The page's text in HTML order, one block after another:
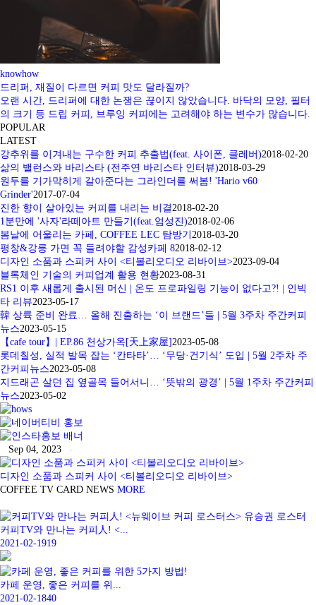
knowhow
드리퍼, 재질이 다르면 커피 맛도 달라질까?
오랜 시간, 드리퍼에 대한 논쟁은 끊이지 않았습니다. 바닥의 모양, 필터
의 크기 등 드립 커피, 브루잉 커피에는 고려해야 하는 변수가 많습니다.
POPULAR
LATEST
강추위를 이겨내는 구수한 커피 추출법(feat. 사이폰, 클레버)2018-02-20
삶의 밸런스와 바리스타 (전주연 바리스타 인터뷰)2018-03-29
원두를 기가막히게 갈아준다는 그라인더를 써봄! 'Hario v60
Grinder'2017-07-04
진한 향이 살아있는 커피를 내리는 비결2018-02-20
1분만에 '사자'라떼아트 만들기(feat.엄성진)2018-02-06
봄날에 어울리는 카페, COFFEE LEC 탐방기 2018-03-20
평창&강릉 가면 꼭 들려야할 감성카페 82018-02-12
디자인 소품과 스피커 사이 <티볼리오디오 리바이브>2023-09-04
블록체인 기술의 커피업계 활용 현황2023-08-31
RS1 이후 새롭게 출시된 머신 | 온도 프로파일링 기능이 없다고?! | 인빅
타 리뷰2023-05-17
韓 상륙 준비 완료… 올해 진출하는 ‘이 브랜드’들 | 5월 3주차 주간커피
뉴스2023-05-15
【cafe tour】| EP.86 천상가옥[天上家屋]2023-05-08
롯데칠성, 실적 발목 잡는 ‘칸타타’… ‘무당·건기식’ 도입 | 5월 2주차 주
간커피뉴스2023-05-08
지드래곤 살던 집 옆골목 들어서니… ‘뜻밖의 광경’ | 5월 1주차 주간커피
뉴스2023-05-02
Sep 04, 2023
디자인 소품과 스피커 사이 <티볼리오디오 리바이브>
COFFEE TV CARD NEWS MORE
커피TV와 만나는 커피人! <...
2021-02-1919
카페 운영, 좋은 커피를 위...
2021-02-1840